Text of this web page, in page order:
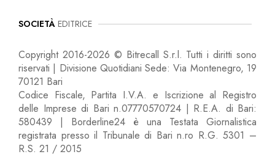
SOCIETÀ EDITRICE
Copyright 2016-2026 © Bitrecall S.r.l. Tutti i diritti sono
riservati | Divisione Quotidiani Sede: Via Montenegro, 19
70121 Bari
Codice Fiscale, Partita I.V.A. e Iscrizione al Registro
delle Imprese di Bari n.07770570724 | R.E.A. di Bari:
580439 | Borderline24 è una Testata Giornalistica
registrata presso il Tribunale di Bari n.ro R.G. 5301 –
R.S. 21 / 2015